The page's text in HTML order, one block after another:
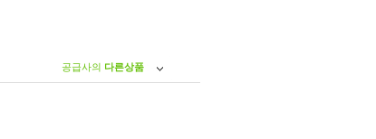
공급사의 다른상품